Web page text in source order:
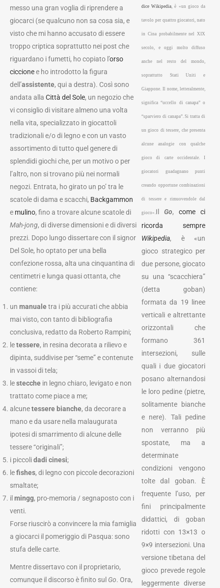
dice Wikipedia, è «un gioco da
tavolo per quattro giocatori, nato
in Cina probabilmente nel XIX
secolo, e oggi molto diffuso
anche nel resto del mondo,
soprattutto Stati Uniti e
Giappone. Il nome, letteralmente,
significa “uccello di canapa” o
“sparviero di canapa”. Si tratta di
un gioco di tessere, che presenta
alcune analogie con qualche
gioco di carte occidentale. I
giocatori guadagnano punti
creando opportune combinazioni
di tessere e rimuovendole dal
gioco».Il Go, come ci
ricorda sempre
Wikipedia, è «un
gioco strategico per
due persone, giocato
su una “scacchiera”
(detta goban)
formata da 19 linee
verticali e altrettante
orizzontali che
formano 361
intersezioni, sulle
quali i due giocatori
posano alternandosi
le loro pedine (pietre,
solitamente bianche
e nere). Tali pedine
non verranno più
spostate, ma a
determinate
condizioni vengono
tolte dal goban. È
frequente l’uso, per
fini principalmente
didattici, di goban
ridotti con 13×13 o
9×9 intersezioni. Una
versione tibetana del
gioco prevede regole
leggermente diverse
messo una gran voglia di riprendere a
giocarci (se qualcuno non sa cosa sia, e
visto che mi hanno accusato di essere
troppo criptica soprattutto nei post che
riguardano i fumetti, ho copiato l’orso
ciccionee ho introdotto la figura
dell’assistente, qui a destra). Così sono
andata alla Città del Sole, un negozio che
vi consiglio di visitare almeno una volta
nella vita, specializzato in giocattoli
tradizionali e/o di legno e con un vasto
assortimento di tutto quel genere di
splendidi giochi che, per un motivo o per
l’altro, non si trovano più nei normali
negozi. Entrata, ho girato un po’ tra le
scatole di dama e scacchi, Backgammon
e mulino, fino a trovare alcune scatole di
Mah-jong, di diverse dimensioni e di diversi
prezzi. Dopo lungo dissertare con il signor
Del Sole, ho optato per una bella
confezione rossa, alta una cinquantina di
centimetri e lunga quasi ottanta, che
contiene:
un manualetra i più accurati che abbia
mai visto, con tanto di bibliografia
conclusiva, redatto da Roberto Rampini;
letessere, in resina decorata a rilievo e
dipinta, suddivise per “seme” e contenute
in vassoi di tela;
lestecche in legno chiaro, levigato e non
trattato come piace a me;
alcunetessere bianche, da decorare a
mano e da usare nella malaugurata
ipotesi di smarrimento di alcune delle
tessere “originali”;
i piccolidadi cinesi;
lefishes, di legno con piccole decorazioni
smaltate;
il mingg, pro-memoria / segnaposto con i
venti.
Forse riuscirò a convincere la mia famiglia
a giocarci il pomeriggio di Pasqua: sono
stufa delle carte.
Mentre dissertavo con il proprietario,
comunque il discorso è finito sul Go. Ora,